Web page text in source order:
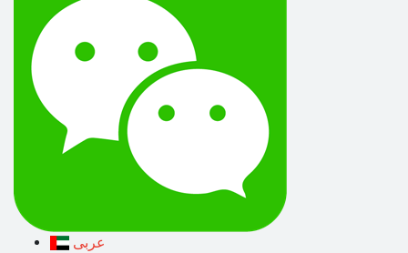
عربى